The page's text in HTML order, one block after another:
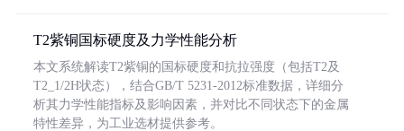
T2紫铜国标硬度及力学性能分析
本文系统解读T2紫铜的国标硬度和抗拉强度（包括T2及
T2_1/2H状态），结合GB/T 5231-2012标准数据，详细分
析其力学性能指标及影响因素，并对比不同状态下的金属
特性差异，为工业选材提供参考。